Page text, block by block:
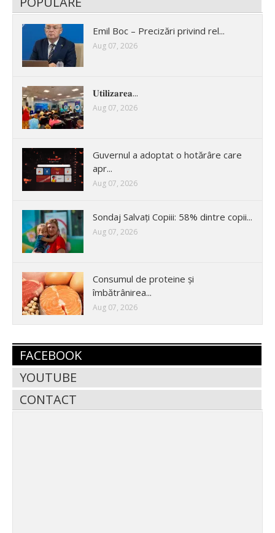
Emil Boc – Precizări privind rel...
Aug 07, 2026
𝐔𝐭𝐢𝐥𝐢𝐳𝐚𝐫𝐞𝐚...
Aug 07, 2026
Guvernul a adoptat o hotărâre care
apr...
Aug 07, 2026
Sondaj Salvați Copiii: 58% dintre copii...
Aug 07, 2026
Consumul de proteine și
îmbătrânirea...
Aug 07, 2026
FACEBOOK
YOUTUBE
CONTACT